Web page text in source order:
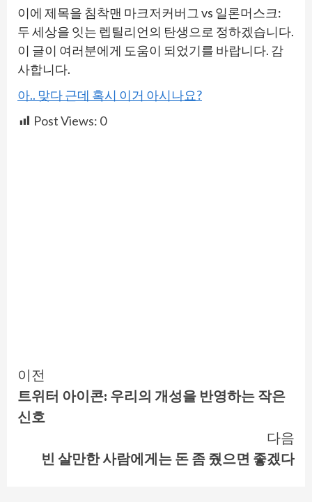
이에 제목을 침착맨 마크저커버그 vs 일론머스크:
두 세상을 잇는 렙틸리언의 탄생으로 정하겠습니다.
이 글이 여러분에게 도움이 되었기를 바랍니다. 감
사합니다.
아.. 맞다 근데 혹시 이거 아시나요?
Post Views: 0
Continue
Reading
이전
트위터 아이콘: 우리의 개성을 반영하는 작은
신호
다음
빈 살만한 사람에게는 돈 좀 줬으면 좋겠다